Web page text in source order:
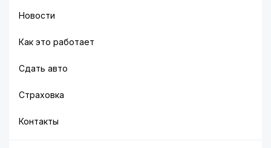
Новости
Как это работает
Сдать авто
Страховка
Контакты